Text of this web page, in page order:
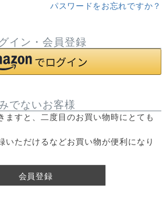
パスワードをお忘れですか？
イン・会員登録
でないお客様
ますと、二度目のお買い物時にとても
いただけるなどお買い物が便利になり
会員登録